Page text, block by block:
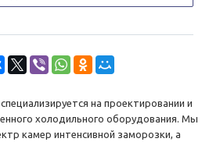
на проектировании и
холодильного оборудования. Мы
камер интенсивной заморозки, а